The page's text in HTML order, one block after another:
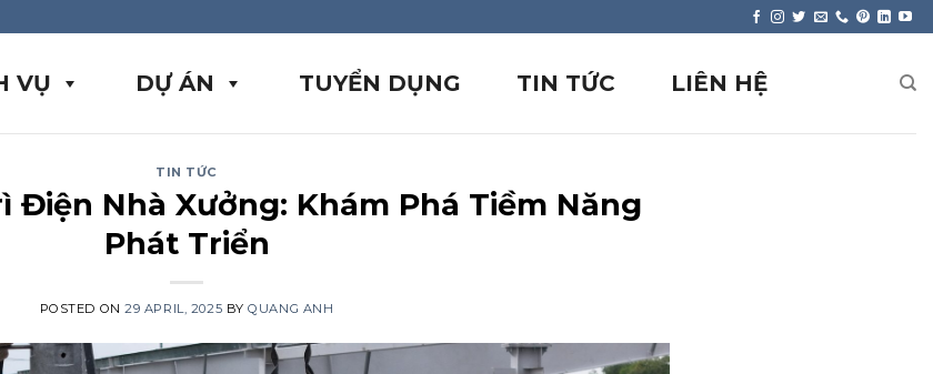
VỤ DỰ ÁN TUYỂN DỤNG TIN TỨC LIÊN HỆ
TIN TỨC
Điện Nhà Xưởng: Khám Phá Tiềm Năng
Phát Triển
POSTED ON29 APRIL, 2025 BYQUANG ANH